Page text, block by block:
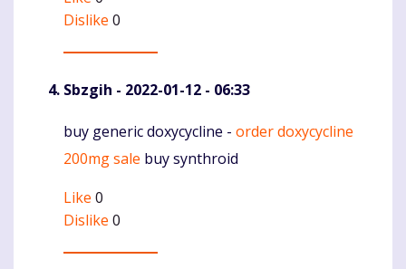
Dislike 0
Sbzgih - 2022-01-12 - 06:33
Komentaras
buy generic doxycycline - order doxycycline
200mg sale buy synthroid
Like 0
Dislike 0